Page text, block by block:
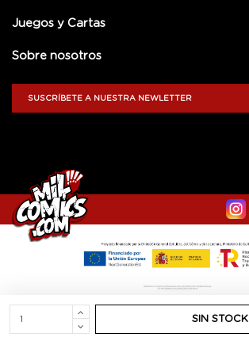
SIN STOCK
Juegos y Cartas
Sobre nosotros
SUSCRÍBETE A NUESTRA NEWLETTER